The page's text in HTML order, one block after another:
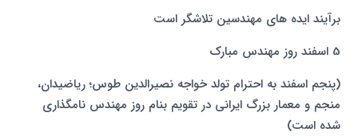
برآیند ایده های مهندسین تلاشگر است
5 اسفند روز مهندس مبارک
(پنجم اسفند به احترام تولد خواجه نصیرالدین طوس؛ ریاضیدان،
منجم و معمار بزرگ ایرانی در تقویم بنام روز مهندس نامگذاری
شده است)